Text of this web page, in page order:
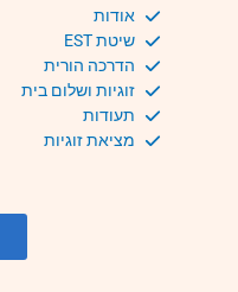
אודות
שיטת EST
הדרכה הורית
זוגיות ושלום בית
תעודות
מציאת זוגיות